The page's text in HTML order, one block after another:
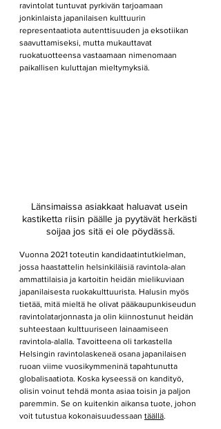
ravintolat tuntuvat pyrkivän tarjoamaan
jonkinlaista japanilaisen kulttuurin
representaatiota autenttisuuden ja eksotiikan
saavuttamiseksi, mutta mukauttavat
ruokatuotteensa vastaamaan nimenomaan
paikallisen kuluttajan mieltymyksiä.
Länsimaissa asiakkaat haluavat usein
kastiketta riisin päälle ja pyytävät herkästi
soijaa jos sitä ei ole pöydässä.
Vuonna 2021 toteutin kandidaatintutkielman,
jossa haastattelin helsinkiläisiä ravintola-alan
ammattilaisia ja kartoitin heidän mielikuviaan
japanilaisesta ruokakulttuurista. Halusin myös
tietää, mitä mieltä he olivat pääkaupunkiseudun
ravintolatarjonnasta ja olin kiinnostunut heidän
suhteestaan kulttuuriseen lainaamiseen
ravintola-alalla. Tavoitteena oli tarkastella
Helsingin ravintolaskeneä osana japanilaisen
ruoan viime vuosikymmeninä tapahtunutta
globalisaatiota. Koska kyseessä on kandityö,
olisin voinut tehdä monta asiaa toisin ja paljon
paremmin. Se on kuitenkin aikansa tuote, johon
voit tutustua kokonaisuudessaan täällä.